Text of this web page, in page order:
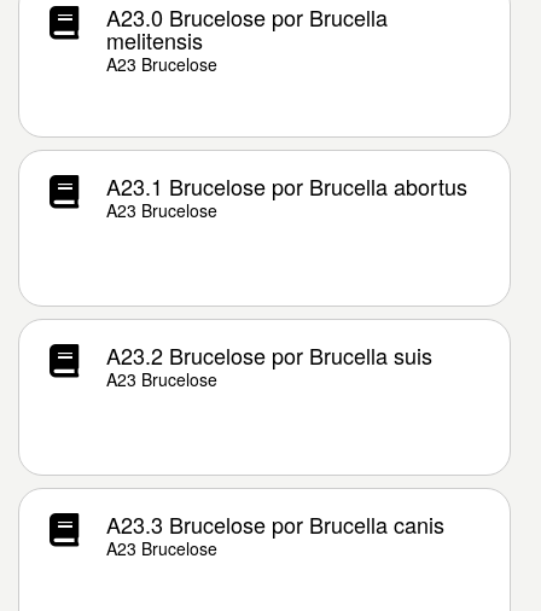
A23.0 Brucelose por Brucella
melitensis
A23 Brucelose
A23.1 Brucelose por Brucella abortus
A23 Brucelose
A23.2 Brucelose por Brucella suis
A23 Brucelose
A23.3 Brucelose por Brucella canis
A23 Brucelose